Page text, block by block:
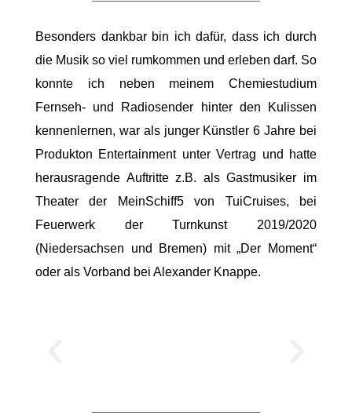
Besonders dankbar bin ich dafür, dass ich durch
die Musik so viel rumkommen und erleben darf. So
konnte ich neben meinem Chemiestudium
Fernseh- und Radiosender hinter den Kulissen
kennenlernen, war als junger Künstler 6 Jahre bei
Produkton Entertainment unter Vertrag und hatte
herausragende Auftritte z.B. als Gastmusiker im
Theater der MeinSchiff5 von TuiCruises, bei
Feuerwerk der Turnkunst 2019/2020
(Niedersachsen und Bremen) mit „Der Moment“
oder als Vorband bei Alexander Knappe.